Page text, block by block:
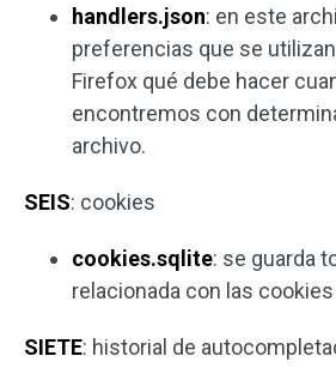
handlers.json: en este
preferencias que se
Firefox qué debe hacer
encontremos con
archivo.
SEIS: cookies
cookies.sqlite: se guarda
relacionada con las
SIETE: historial de